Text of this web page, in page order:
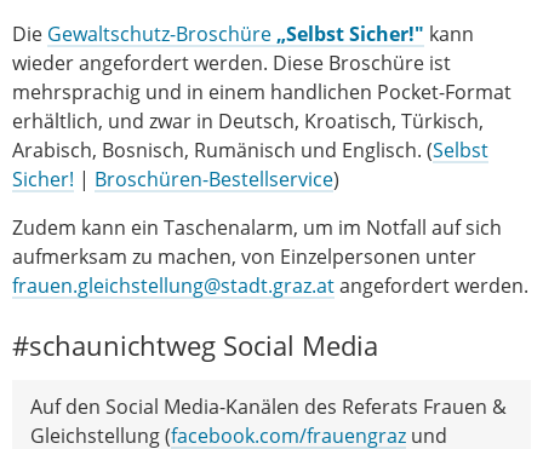
Die Gewaltschutz-Broschüre „Selbst Sicher!" kann
wieder angefordert werden. Diese Broschüre ist
mehrsprachig und in einem handlichen Pocket-Format
erhältlich, und zwar in Deutsch, Kroatisch, Türkisch,
Arabisch, Bosnisch, Rumänisch und Englisch. (Selbst
Sicher! | Broschüren-Bestellservice)
Zudem kann ein Taschenalarm, um im Notfall auf sich
aufmerksam zu machen, von Einzelpersonen unter
frauen.gleichstellung@stadt.graz.atangefordert werden.
#schaunichtweg Social Media
Auf den Social Media-Kanälen des Referats Frauen &
Gleichstellung (facebook.com/frauengraz und